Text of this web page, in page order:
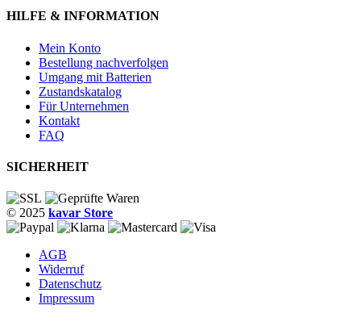
HILFE & INFORMATION
Mein Konto
Bestellung nachverfolgen
Umgang mit Batterien
Zustandskatalog
Für Unternehmen
Kontakt
FAQ
SICHERHEIT
© 2025 kavar Store
AGB
Widerruf
Datenschutz
Impressum